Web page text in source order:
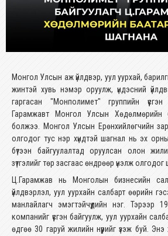
Монгол Улсын аж үйлдвэр, уул уурхай,
жинтэй хувь нэмэр оруулж, үндэсний
гаргасан "Монполимет" группийн
Гарамжавт Монгол Улсын Хөдөлмөрийн
болжээ. Монгол Улсын Ерөнхийлөгчийн
олгодог тус нэр хүндтэй шагнал нь эх
бүтээн байгуулалтад оруулсан олон
зүтгэлийг төр засгаас өндрөөр үнэлж
Ц.Гарамжав нь Монголын бизнесийн
үйлдвэрлэл, уул уурхайн салбарт өөрийн
манлайлагч эмэгтэйчүүдийн нэг. Тэрээр
компанийг үүсгэн байгуулж, уул уурхайн
өдгөө 30 гаруй жилийн нүүрийг үзэж буй.